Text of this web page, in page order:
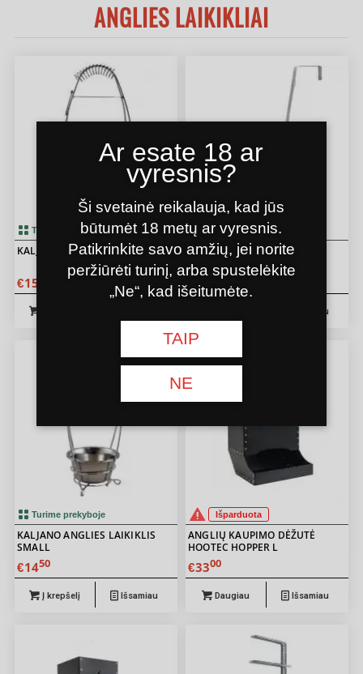
ANGLIES LAIKIKLIAI
Turime prekyboje
KALJANO ANGLIES LAIKIKLIS
€15
5.00
Turime prekyboje
KALJANO ANGLIES LAIKIKLIS
ALADIN
15 50
Išsamiau
Turime prekyboje
KALJANO ANGLIES LAIKIKLIS
SMALL
€1450
Į krepšelį Išsamiau
Išparduota
ANGLIŲ KAUPIMO DĖŽUTĖ
HOOTEC HOPPER L
€3300
Daugiau Išsamiau
Ar esate 18 ar
vyresnis?
Ši svetainė reikalauja, kad jūs
būtumėt 18 metų ar vyresnis.
Patikrinkite savo amžių, jei norite
peržiūrėti turinį, arba spustelėkite
„Ne“, kad išeitumėte.
TAIP
NE